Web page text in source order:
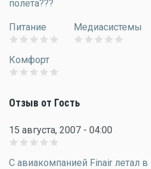
полета???
Питание Медиасистемы
Комфорт
Отзыв от Гость
15 августа, 2007 - 04:00
С авиакомпанией Finair летал